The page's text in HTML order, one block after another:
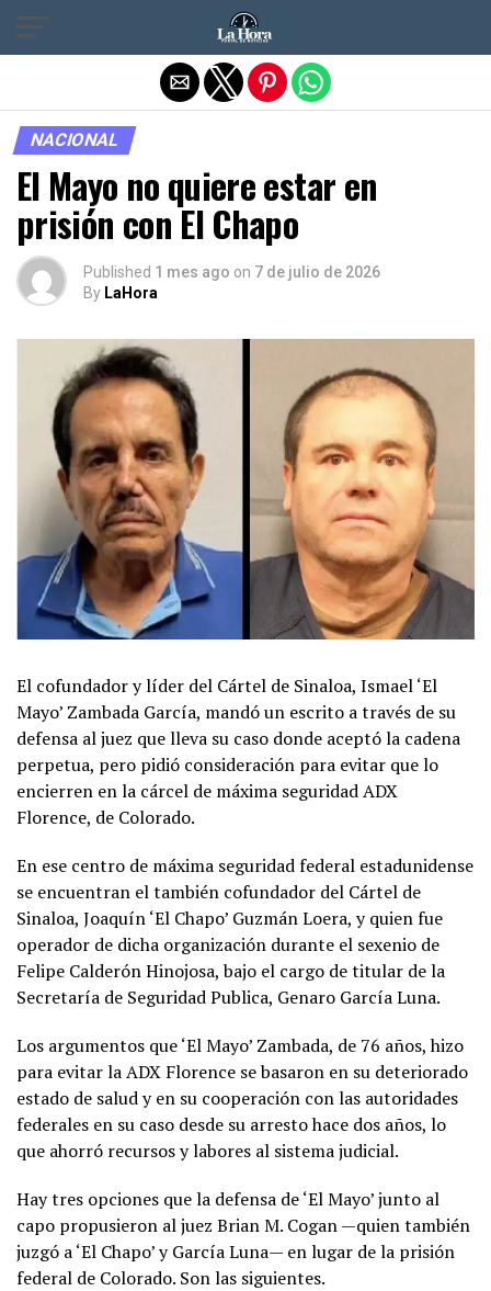
NACIONAL
El Mayo no quiere estar en
prisión con El Chapo
Published 1 mes ago on 7 de julio de 2026
By LaHora
El cofundador y líder del Cártel de Sinaloa, Ismael ‘El
Mayo’ Zambada García, mandó un escrito a través de su
defensa al juez que lleva su caso donde aceptó la cadena
perpetua, pero pidió consideración para evitar que lo
encierren en la cárcel de máxima seguridad ADX
Florence, de Colorado.
En ese centro de máxima seguridad federal estadunidense
se encuentran el también cofundador del Cártel de
Sinaloa, Joaquín ‘El Chapo’ Guzmán Loera, y quien fue
operador de dicha organización durante el sexenio de
Felipe Calderón Hinojosa, bajo el cargo de titular de la
Secretaría de Seguridad Publica, Genaro García Luna.
Los argumentos que ‘El Mayo’ Zambada, de 76 años, hizo
para evitar la ADX Florence se basaron en su deteriorado
estado de salud y en su cooperación con las autoridades
federales en su caso desde su arresto hace dos años, lo
que ahorró recursos y labores al sistema judicial.
Hay tres opciones que la defensa de ‘El Mayo’ junto al
capo propusieron al juez Brian M. Cogan —quien también
juzgó a ‘El Chapo’ y García Luna— en lugar de la prisión
federal de Colorado. Son las siguientes.
Salir de la versión móvil